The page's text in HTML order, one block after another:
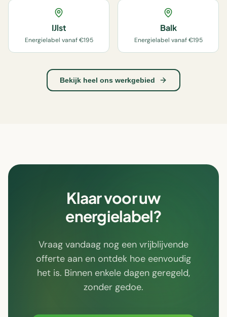
IJlst
Energielabel vanaf €195
Balk
Energielabel vanaf €195
Bekijk heel ons werkgebied
Klaar voor uw
energielabel?
Vraag vandaag nog een vrijblijvende
offerte aan en ontdek hoe eenvoudig
het is. Binnen enkele dagen geregeld,
zonder gedoe.